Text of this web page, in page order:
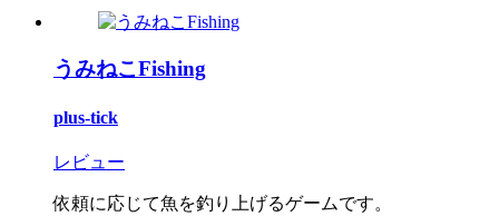
うみねこFishing
plus-tick
レビュー
依頼に応じて魚を釣り上げるゲームです。